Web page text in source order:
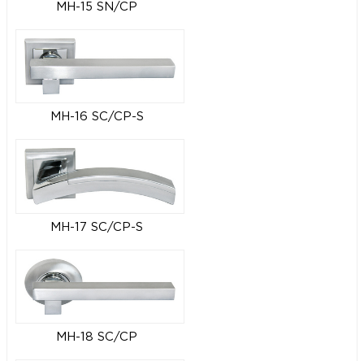
MH-15 SN/CP
MH-16 SC/CP-S
MH-17 SC/CP-S
MH-18 SC/CP